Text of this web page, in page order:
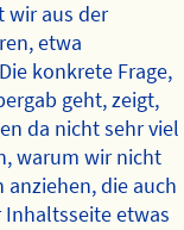
wir aus der
etwa
konkrete Frage,
geht, zeigt,
da nicht sehr viel
warum wir nicht
anziehen, die auch
Inhaltsseite etwas